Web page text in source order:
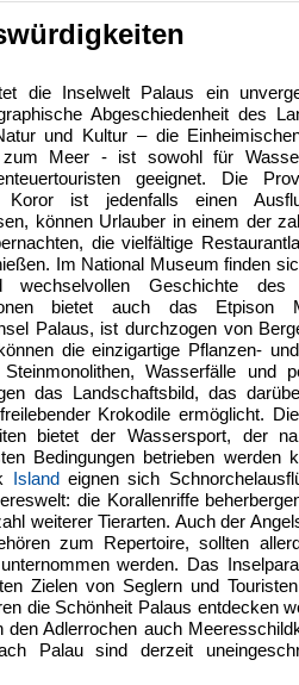
die Inselwelt Palaus ein
Abgeschiedenheit des
und Kultur – die
Meer - ist sowohl für
geeignet. Die
Koror ist jedenfalls einen
können Urlauber in einem der
die vielfältige
Im National Museum finden
Geschichte des
bietet auch das Etpison
Palaus, ist durchzogen von
die einzigartige Pflanzen-
Wasserfälle und
das Landschaftsbild, das
Krokodile ermöglicht.
bietet der Wassersport, der
Bedingungen betrieben werden
Islandeignen sich
die Korallenriffe
weiterer Tierarten. Auch der
zum Repertoire, sollten
werden. Das
Zielen von Seglern und
die Schönheit Palaus entdecken
Adlerrochen auch
Palau sind derzeit